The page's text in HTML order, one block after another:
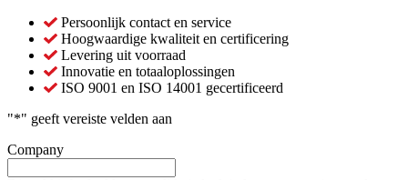
Persoonlijk contact en service
Hoogwaardige kwaliteit en certificering
Levering uit voorraad
Innovatie en totaaloplossingen
ISO 9001 en ISO 14001 gecertificeerd
"*" geeft vereiste velden aan
Company